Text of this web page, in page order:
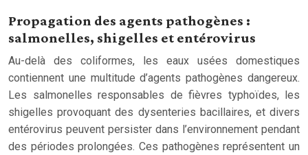
Propagation des agents pathogènes :
salmonelles, shigelles et entérovirus
Au-delà des coliformes, les eaux usées domestiques
contiennent une multitude d’agents pathogènes dangereux.
Les salmonelles responsables de fièvres typhoïdes, les
shigelles provoquant des dysenteries bacillaires, et divers
entérovirus peuvent persister dans l’environnement pendant
des périodes prolongées. Ces pathogènes représentent un